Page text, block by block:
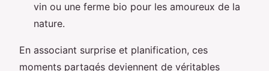
vin ou une ferme bio pour les amoureux de la
nature.
En associant surprise et planification, ces
moments partagés deviennent de véritables